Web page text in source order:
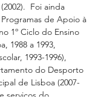
Foi ainda
de Apoio à
1º Ciclo do Ensino
1988 a 1993,
1993-1996),
do Desporto
de Lisboa (2007-
serviços do